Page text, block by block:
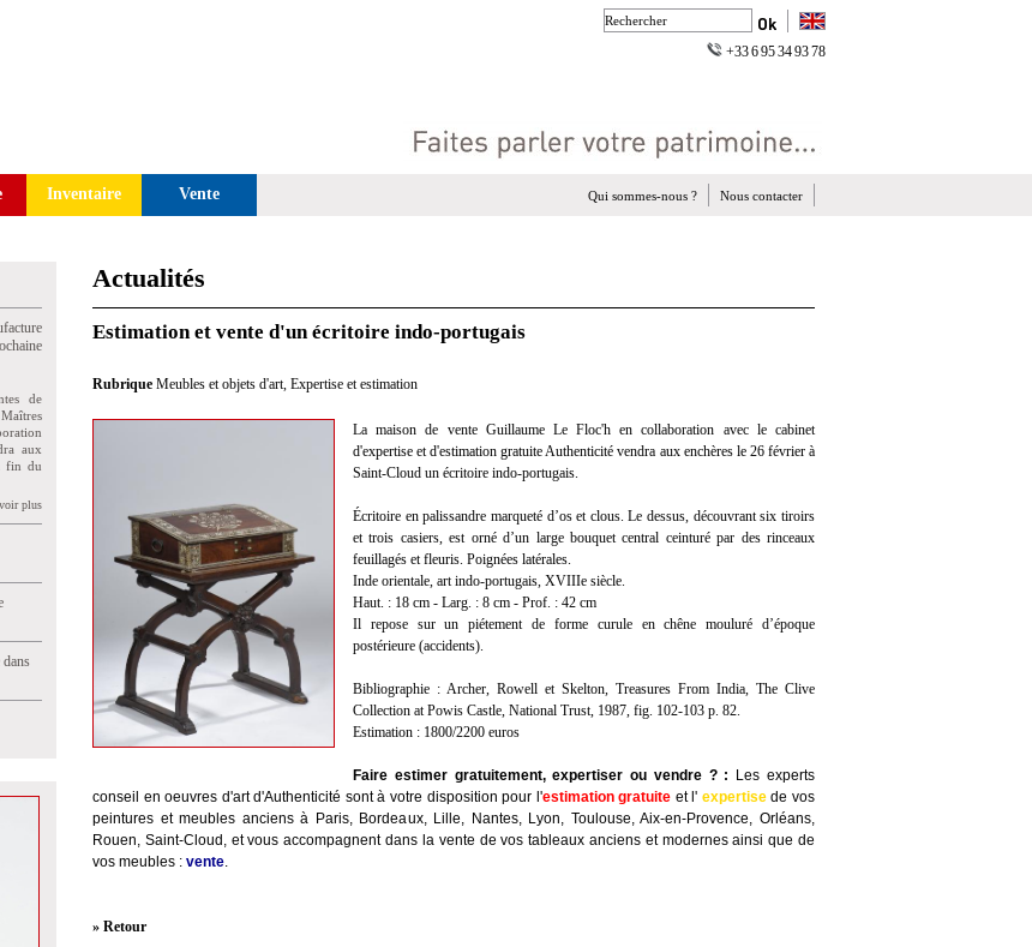
+33 6 95 34 93 78
Inventaire Vente Nous contacter
Qui sommes-nous ?
de
aux
fin du
plus
Actualités
Estimation et vente d'un écritoire indo-portugais
Rubrique Meubles et objets d'art, Expertise et estimation
La maison de vente Guillaume Le Floc'h en collaboration avec le cabinet
d'expertise et d'estimation gratuite Authenticité vendra aux enchères le 26 février à
Saint-Cloud un écritoire indo-portugais.
Écritoire en palissandre marqueté d’os et clous. Le dessus, découvrant six tiroirs
et trois casiers, est orné d’un large bouquet central ceinturé par des rinceaux
feuillagés et fleuris. Poignées latérales.
Inde orientale, art indo-portugais, XVIIIe siècle.
Haut. : 18 cm - Larg. : 8 cm - Prof. : 42 cm
Il repose sur un piétement de forme curule en chêne mouluré d’époque
postérieure (accidents).
Bibliographie : Archer, Rowell et Skelton, Treasures From India, The Clive
Collection at Powis Castle, National Trust, 1987, fig. 102-103 p. 82.
Estimation : 1800/2200 euros
Faire estimer gratuitement, expertiser ou vendre ?:
Les experts
conseil en oeuvres d'art d'Authenticité sont à votre disposition pour l'estimation gratuite et l' expertisede vos
peintures et meubles anciens à Paris, Bordeaux, Lille, Nantes, Lyon, Toulouse, Aix-en-Provence, Orléans,
Rouen, Saint-Cloud, et vous accompagnent dans la vente de vos tableaux anciens et modernes ainsi que de
vos meubles : vente.
» Retour